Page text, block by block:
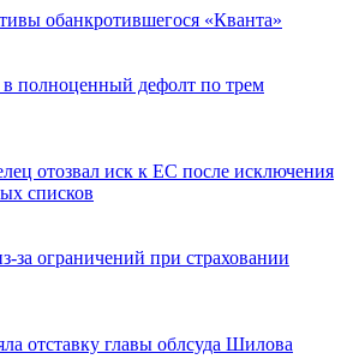
обанкротившегося «Кванта»
полноценный дефолт по трем
отозвал иск к ЕС после исключения
списков
за ограничений при страховании
отставку главы облсуда Шилова